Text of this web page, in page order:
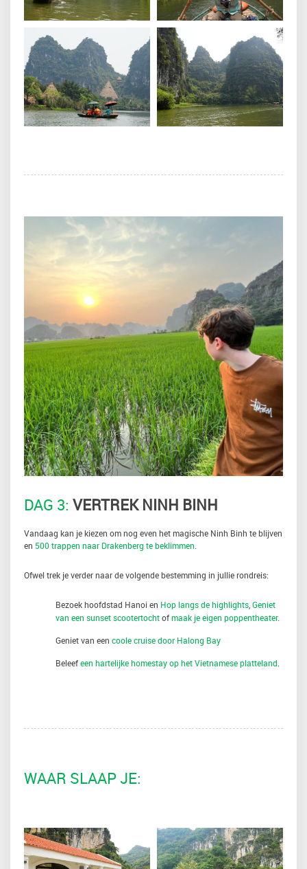
DAG 3: VERTREK NINH BINH
Vandaag kan je kiezen om nog even het magische Ninh Binh te blijven
en 500 trappen naar Drakenberg te beklimmen
Ofwel trek je verder naar de volgende bestemming in jullie rondreis:
Bezoek hoofdstad Hanoi en Hop langs de highlights Geniet
van een sunset scootertochtofmaak je eigen poppentheater.
Geniet van een coole cruise door Halong Bay
Beleefeen hartelijke homestay op het Vietnamese platteland
WAAR SLAAP JE: